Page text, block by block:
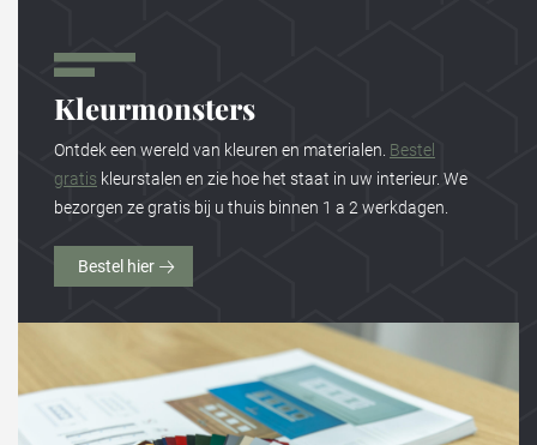
Kleurmonsters
Ontdek een wereld van kleuren en materialen. Bestel
gratis kleurstalen en zie hoe het staat in uw interieur. We
bezorgen ze gratis bij u thuis binnen 1 a 2 werkdagen.
Bestel hier